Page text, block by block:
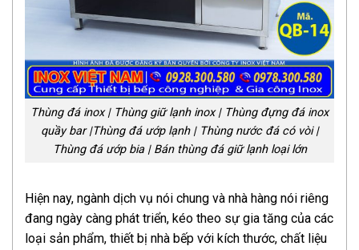
Thùng đá inox | Thùng giữ lạnh inox | Thùng đựng đá inox
quầy bar |Thùng đá ướp lạnh | Thùng nước đá có vòi |
Thùng đá ướp bia | Bán thùng đá giữ lạnh loại lớn
Hiện nay, ngành dịch vụ nói chung và nhà hàng nói riêng
đang ngày càng phát triển, kéo theo sự gia tăng của các
loại sản phẩm, thiết bị nhà bếp với kích thước, chất liệu